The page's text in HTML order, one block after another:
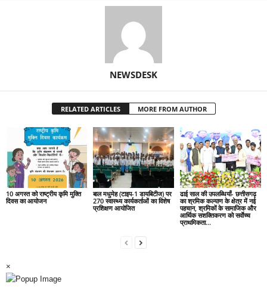
NEWSDESK
RELATED ARTICLES MORE FROM AUTHOR
10 अगस्त को राष्ट्रीय कृमि मुक्ति
दिवस का आयोजन
बाल मधुमेह (टाइप-1 डायबिटीज) पर
270 स्वास्थ्य कार्यकर्ताओं का विशेष
प्रशिक्षण आयोजित
ढाई साल की उपलब्धियाँ- छत्तीसगढ़
का श्रमिक कल्याण के क्षेत्र में नई
पहचान, श्रमिकों के सामाजिक और
आर्थिक सशक्तिकरण को सर्वाेच्च
प्राथमिकता…
×